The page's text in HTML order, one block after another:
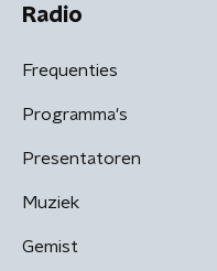
Radio
Frequenties
Programma's
Presentatoren
Muziek
Gemist